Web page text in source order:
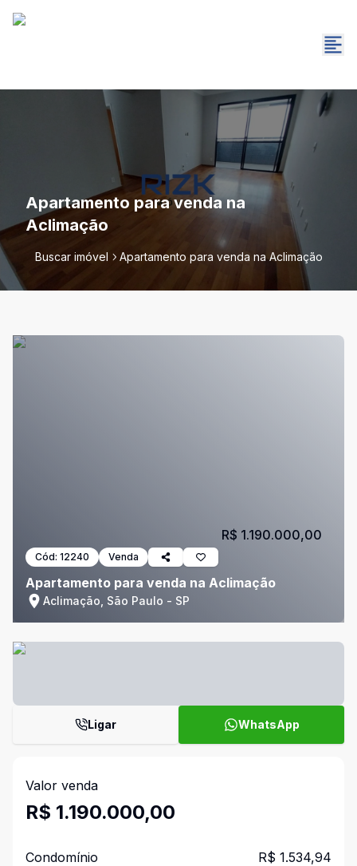
Apartamento para venda na
Aclimação
Buscar imóvel Apartamento para venda na Aclimação
Cód: 12240 Venda
Apartamento para venda na Aclimação
Aclimação, São Paulo - SP
R$ 1.190.000,00
Ligar WhatsApp
Valor venda
R$ 1.190.000,00
Condomínio R$ 1.534,94